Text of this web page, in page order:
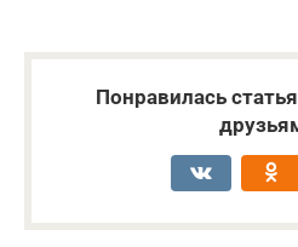
Понравилась